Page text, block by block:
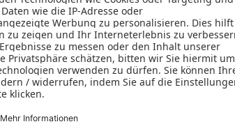
Unsere Arbeit steht für:
präzise Montage
langlebige Qualität
saubere Ausführung
persönliche Betreuung